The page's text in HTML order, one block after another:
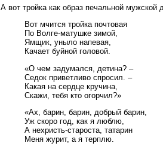
А вот тройка как образ печальной
Вот мчится тройка почтовая
По Волге-матушке зимой,
Ямщик, уныло напевая,
Качает буйной головой.
«О чем задумался, детина? –
Седок приветливо спросил. –
Какая на сердце кручина,
Скажи, тебя кто огорчил?»
«Ах, барин, барин, добрый барин,
Уж скоро год, как я люблю,
А нехристь-староста, татарин
Меня журит, а я терплю.